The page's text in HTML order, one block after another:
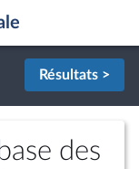
Résultats >
des